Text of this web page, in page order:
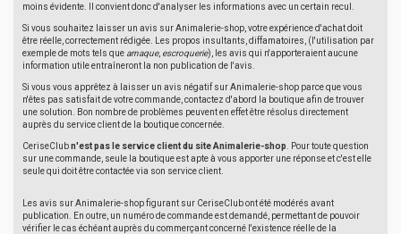
moins évidente. Il convient donc d'analyser les informations avec un certain recul.
Si vous souhaitez laisser un avis sur Animalerie-shop, votre expérience d'achat doit
être réelle, correctement rédigée. Les propos insultants, diffamatoires, (l'utilisation par
exemple de mots tels que arnaque, escroquerie), les avis qui n'apporteraient aucune
information utile entraîneront la non publication de l'avis.
Si vous vous apprêtez à laisser un avis négatif sur Animalerie-shop parce que vous
n'êtes pas satisfait de votre commande, contactez d'abord la boutique afin de trouver
une solution. Bon nombre de problèmes peuvent en effet être résolus directement
auprès du service client de la boutique concernée.
CeriseClubn'est pas le service client du site Animalerie-shop . Pour toute question
sur une commande, seule la boutique est apte à vous apporter une réponse et c'est elle
seule qui doit être contactée via son service client.
Les avis sur Animalerie-shop figurant sur CeriseClub ont été modérés avant
publication. En outre, un numéro de commande est demandé, permettant de pouvoir
vérifier le cas échéant auprès du commerçant concerné l'existence réelle de la